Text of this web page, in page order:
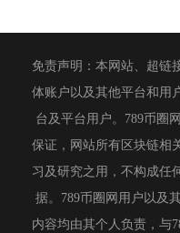
免责声明：本网站、超链
体账户以及其他平台和用
台及平台用户。789币圈
保证，网站所有区块链相
习及研究之用，不构成任
据。789币圈网用户以及
内容均由其个人负责，与